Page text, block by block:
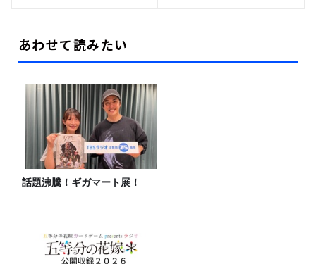
あわせて読みたい
話題沸騰！ギガマート展！